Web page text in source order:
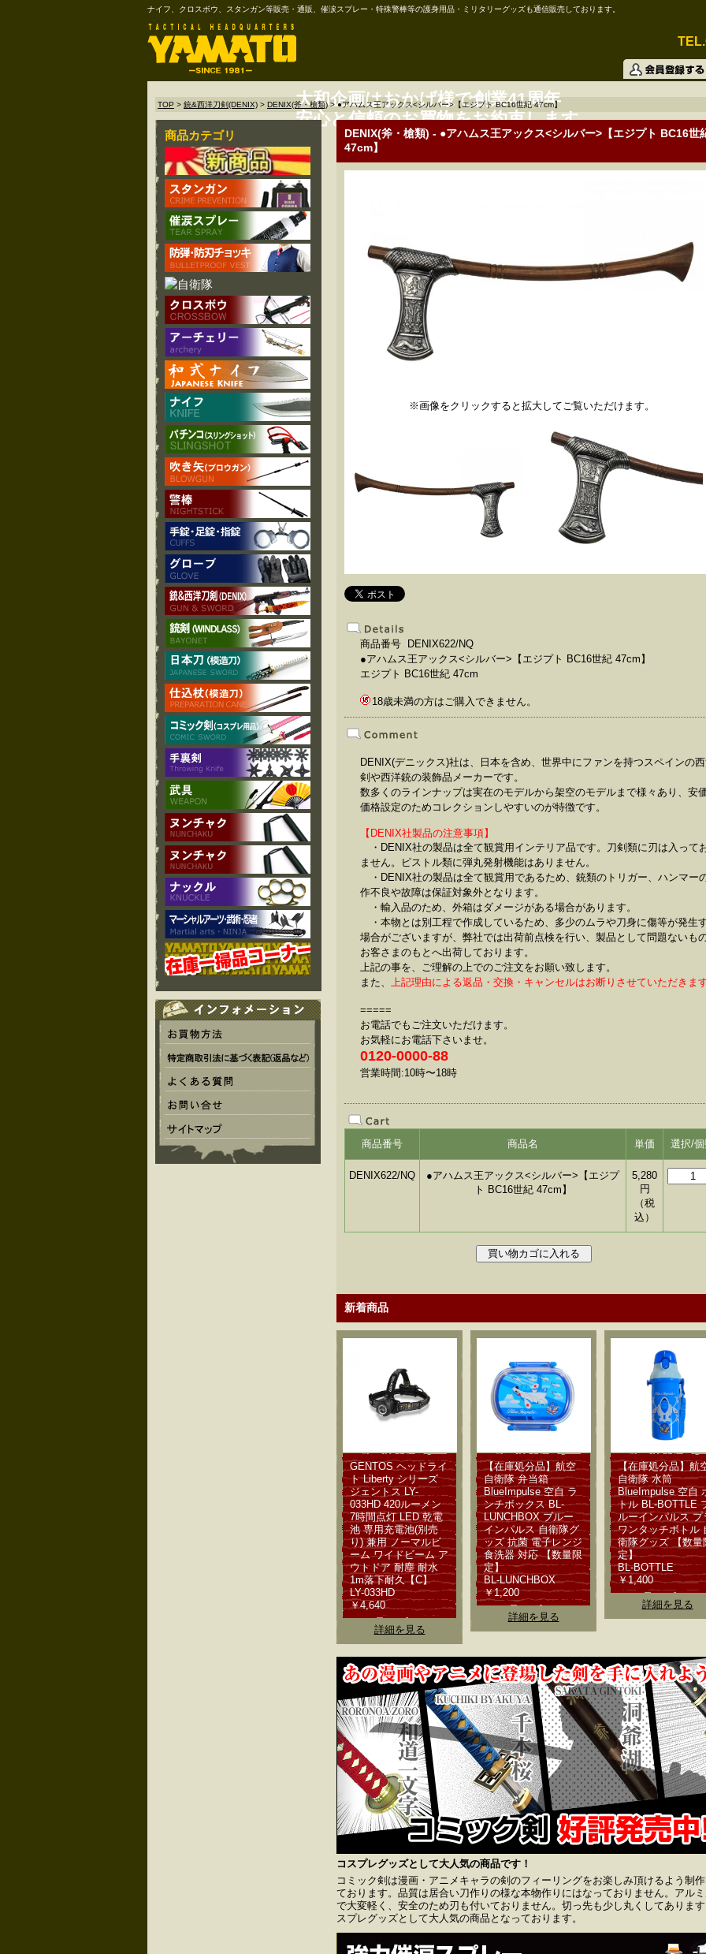
ナイフ、クロスボウ、スタンガン等販売・通販、催涙スプレー・特殊警棒等の護身用品・ミリタリーグッズも通信販売しております。
大和企画はおかげ様で創業41周年
安心と信頼のお買物をお約束します。
TOP > 銃&西洋刀剣(DENIX) > DENIX(斧・槍類)>●アハムス王アックス<シルバー>【エジプト BC16世紀 47cm】
商品カテゴリ
DENIX(斧・槍類) - ●アハムス王アックス<シルバー>【エジプト BC16世
47cm】
※画像をクリックすると拡大してご覧いただけます。
商品番号 DENIX622/NQ
●アハムス王アックス<シルバー>【エジプト BC16世紀 47cm】
エジプト BC16世紀 47cm
18歳未満の方はご購入できません。
DENIX(デニックス)社は、日本を含め、世界中にファンを持つスペインの
剣や西洋銃の装飾品メーカーです。
数多くのラインナップは実在のモデルから架空のモデルまで様々あり、安
価格設定のためコレクションしやすいのが特徴です。
【DENIX社製品の注意事項】
・DENIX社の製品は全て観賞用インテリア品です。刀剣類に刃は入って
ません。ピストル類に弾丸発射機能はありません。
・DENIX社の製品は全て観賞用であるため、銃類のトリガー、ハンマー
作不良や故障は保証対象外となります。
・輸入品のため、外箱はダメージがある場合があります。
・本物とは別工程で作成しているため、多少のムラや刀身に傷等が発生
場合がございますが、弊社では出荷前点検を行い、製品として問題ないも
お客さまのもとへ出荷しております。
上記の事を、ご理解の上でのご注文をお願い致します。
また、
上記理由による返品・交換・キャンセルはお断りさせていただきま
=====
お電話でもご注文いただけます。
お気軽にお電話下さいませ。
0120-0000-88
営業時間:10時〜18時
商品番号 商品名 単価 選択/
DENIX622/NQ
●アハムス王アックス<シルバー>【エジプ
ト BC16世紀 47cm】
5,280
円
（税
込）
新着商品
GENTOS ヘッドライ
ト Liberty シリーズ
ジェントス LY-
033HD 420ルーメン
7時間点灯 LED 乾電
池 専用充電池(別売
り) 兼用 ノーマルビ
ーム ワイドビーム ア
ウトドア 耐塵 耐水
1m落下耐久【C】
LY-033HD
￥4,640
詳細を見る
【在庫処分品】航空
自衛隊 弁当箱
BlueImpulse 空自 ラ
ンチボックス BL-
LUNCHBOX ブルー
インパルス 自衛隊グ
ッズ 抗菌 電子レンジ
食洗器 対応 【数量限
定】
BL-LUNCHBOX
￥1,200
詳細を見る
【在庫処分品】航
自衛隊 水筒
BlueImpulse 空自
トル BL-BOTTLE
ルーインパルス プ
ワンタッチボトル
衛隊グッズ 【数量
定】
BL-BOTTLE
￥1,400
詳細を見る
コスプレグッズとして大人気の商品です！
コミック剣は漫画・アニメキャラの剣のフィーリングをお楽しみ頂けるよう制
ております。品質は居合い刀作りの様な本物作りにはなっておりません。アル
で大変軽く、安全のため刃も付いておりません。切っ先も少し丸くしてありま
スプレグッズとして大人気の商品となっております。